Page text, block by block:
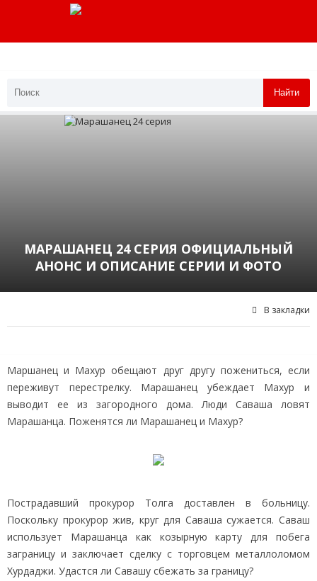
Найти
МАРАШАНЕЦ 24 СЕРИЯ ОФИЦИАЛЬНЫЙ
АНОНС И ОПИСАНИЕ СЕРИИ И ФОТО
В закладки
Маршанец и Махур обещают друг другу пожениться, если
переживут перестрелку. Марашанец убеждает Махур и
выводит ее из загородного дома. Люди Саваша ловят
Марашанца. Поженятся ли Марашанец и Махур?
Пострадавший прокурор Толга доставлен в больницу.
Поскольку прокурор жив, круг для Саваша сужается. Саваш
использует Марашанца как козырную карту для побега
заграницу и заключает сделку с торговцем металлоломом
Хурдаджи. Удастся ли Савашу сбежать за границу?